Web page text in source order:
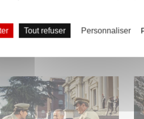
Tout refuser Personnaliser